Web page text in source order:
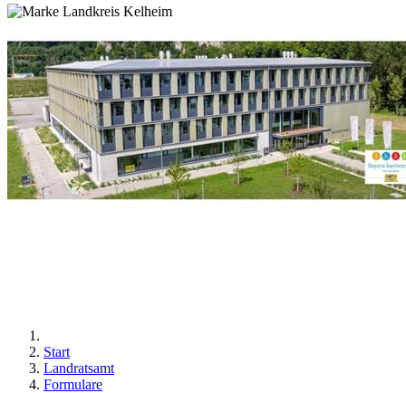
Start
Landratsamt
Formulare